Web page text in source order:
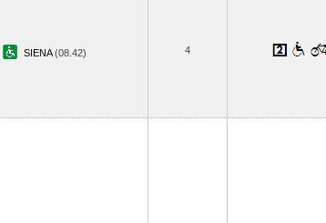
SIENA(08.42) 4